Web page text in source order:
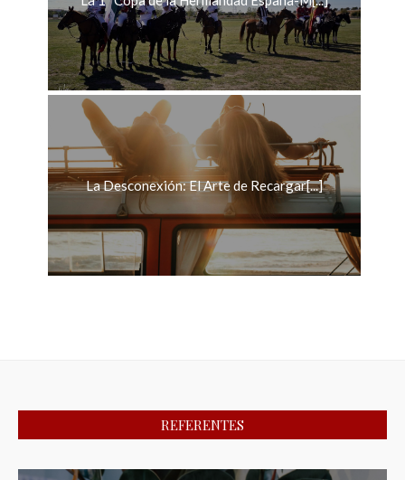
La Desconexión: El Arte de Recargar[...]
REFERENTES